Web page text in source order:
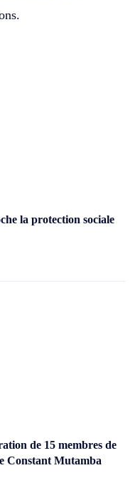
la protection sociale
de 15 membres de
Constant Mutamba